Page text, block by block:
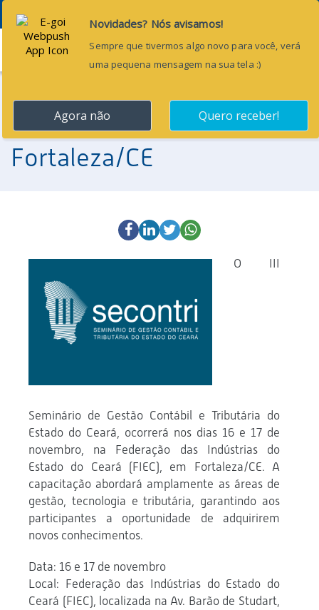
Menu
10 de novembro de 2016
III SECONTRI –
Fortaleza/CE
O III
Seminário de Gestão Contábil e Tributária do
Estado do Ceará, ocorrerá nos dias 16 e 17 de
novembro, na Federação das Indústrias do
Estado do Ceará (FIEC), em Fortaleza/CE. A
capacitação abordará amplamente as áreas de
gestão, tecnologia e tributária, garantindo aos
participantes a oportunidade de adquirirem
novos conhecimentos.
Data: 16 e 17 de novembro
Local: Federação das Indústrias do Estado do
Ceará (FIEC), localizada na Av. Barão de Studart,